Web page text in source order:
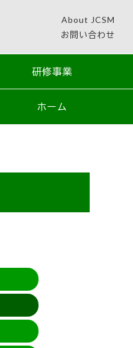
About JCSM
お問い合わせ
研修事業
ホーム